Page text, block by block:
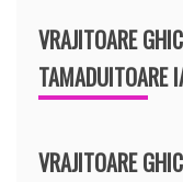
VRAJITOARE
TAMADUITOARE
VRAJITOARE